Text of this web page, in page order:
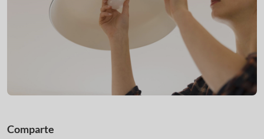
Comparte